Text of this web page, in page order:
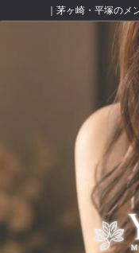
｜茅ヶ崎・平塚のメ